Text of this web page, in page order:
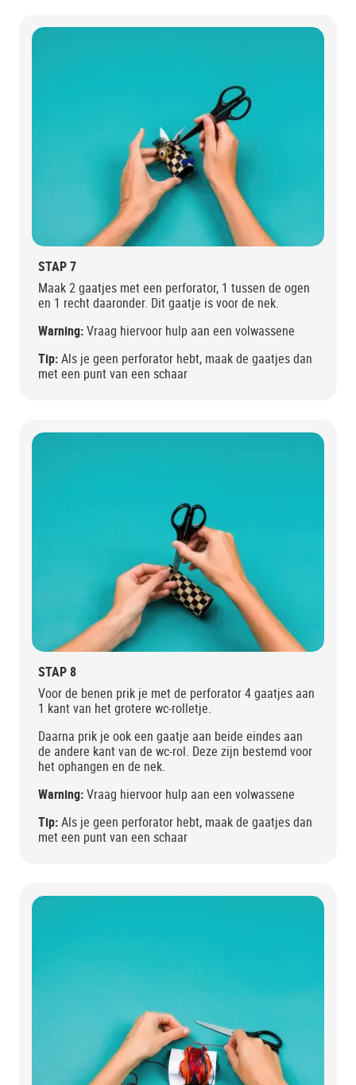
STAP 7
Maak 2 gaatjes met een perforator, 1 tussen de ogen
en 1 recht daaronder. Dit gaatje is voor de nek.
Warning:Vraag hiervoor hulp aan een volwassene
Tip:Als je geen perforator hebt, maak de gaatjes dan
met een punt van een schaar
STAP 8
Voor de benen prik je met de perforator 4 gaatjes aan
1 kant van het grotere wc-rolletje.
Daarna prik je ook een gaatje aan beide eindes aan
de andere kant van de wc-rol. Deze zijn bestemd voor
het ophangen en de nek.
Warning:Vraag hiervoor hulp aan een volwassene
Tip:Als je geen perforator hebt, maak de gaatjes dan
met een punt van een schaar